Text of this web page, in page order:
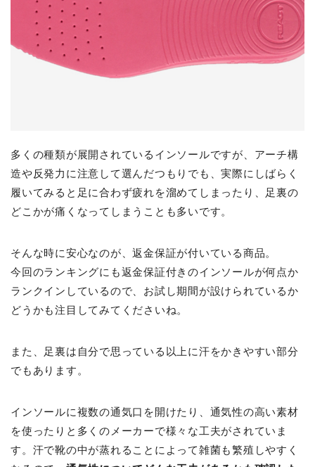
多くの種類が展開されているインソールですが、アーチ構
造や反発力に注意して選んだつもりでも、実際にしばらく
履いてみると足に合わず疲れを溜めてしまったり、足裏の
どこかが痛くなってしまうことも多いです。
そんな時に安心なのが、返金保証が付いている商品。
今回のランキングにも返金保証付きのインソールが何点か
ランクインしているので、お試し期間が設けられているか
どうかも注目してみてくださいね。
また、足裏は自分で思っている以上に汗をかきやすい部分
でもあります。
インソールに複数の通気口を開けたり、通気性の高い素材
を使ったりと多くのメーカーで様々な工夫がされていま
す。汗で靴の中が蒸れることによって雑菌も繁殖しやすく